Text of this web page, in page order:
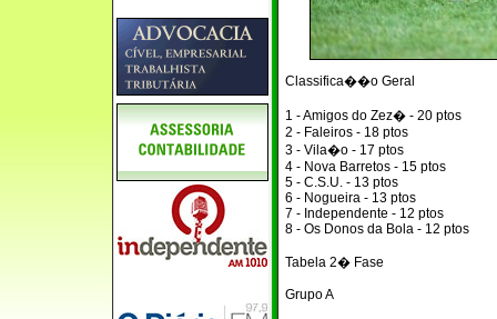
Classifica��o Geral
1 - Amigos do Zez� - 20 ptos
2 - Faleiros - 18 ptos
3 - Vila�o - 17 ptos
4 - Nova Barretos - 15 ptos
5 - C.S.U. - 13 ptos
6 - Nogueira - 13 ptos
7 - Independente - 12 ptos
8 - Os Donos da Bola - 12 ptos
Tabela 2� Fase
Grupo A